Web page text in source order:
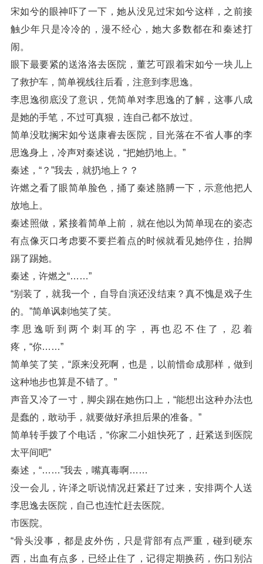
宋如兮的眼神吓了一下，她从没见过宋如兮这样，之前接
触少年只是冷冷的，漫不经心，她大多数都在和秦述打
闹。
眼下最要紧的送洛洛去医院，董艺可跟着宋如兮一块儿上
了救护车，简单视线往后看，注意到李思逸。
李思逸彻底没了意识，凭简单对李思逸的了解，这事八成
是她的手笔，不过可真狠，连自己都不放过。
简单没耽搁宋如兮送康睿去医院，目光落在不省人事的李
思逸身上，冷声对秦述说，“把她扔地上。”
秦述，“？”我去，就扔地上？？
许燃之看了眼简单脸色，捅了秦述胳膊一下，示意他把人
放地上。
秦述照做，紧接着简单上前，就在他以为简单现在的姿态
有点像灭口考虑要不要拦着点的时候就看见她停住，抬脚
踢了踢她。
秦述，许燃之“……”
“别装了，就我一个，自导自演还没结束？真不愧是戏子生
的。”简单讽刺地笑了笑。
李思逸听到两个刺耳的字，再也忍不住了，忍着
疼，“你……”
简单笑了笑，“原来没死啊，也是，以前惜命成那样，做到
这种地步也算是不错了。”
声音又冷了一寸，脚尖踢在她伤口上，“能想出这种办法也
是蠢的，敢动手，就要做好承担后果的准备。”
简单转手拨了个电话，“你家二小姐快死了，赶紧送到医院
太平间吧”
秦述，“……”我去，嘴真毒啊……
没一会儿，许泽之听说情况赶紧赶了过来，安排两个人送
李思逸去医院，自己也连忙赶去医院。
市医院。
“骨头没事，都是皮外伤，只是背部有点严重，碰到硬东
西，出血有点多，已经止住了，记得定期换药，伤口别沾